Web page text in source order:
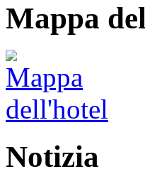
Mappa
Notizia